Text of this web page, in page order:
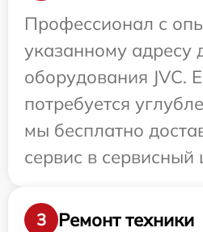
Профессионал с
указанному адресу
оборудования JVC.
потребуется
мы бесплатно
сервис в сервисный
3
Ремонт техники